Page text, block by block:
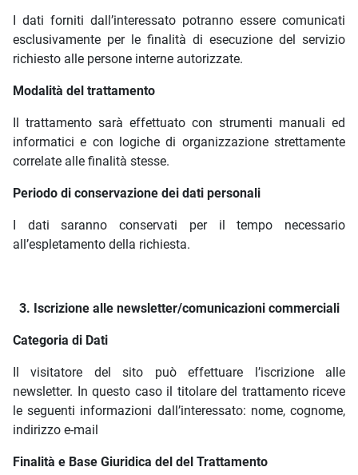
I dati forniti dall’interessato potranno essere comunicati
esclusivamente per le finalità di esecuzione del servizio
richiesto alle persone interne autorizzate.
Modalità del trattamento
Il trattamento sarà effettuato con strumenti manuali ed
informatici e con logiche di organizzazione strettamente
correlate alle finalità stesse.
Periodo di conservazione dei dati personali
I dati saranno conservati per il tempo necessario
all’espletamento della richiesta.
3. Iscrizione alle newsletter/comunicazioni commerciali
Categoria di Dati
Il visitatore del sito può effettuare l’iscrizione alle
newsletter. In questo caso il titolare del trattamento riceve
le seguenti informazioni dall’interessato: nome, cognome,
indirizzo e-mail
Finalità e Base Giuridica del del Trattamento